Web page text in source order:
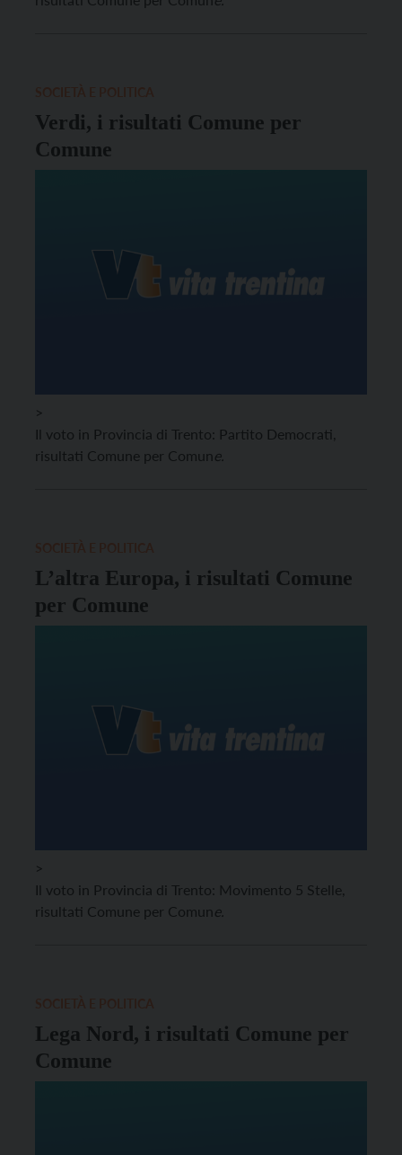
Verdi, i risultati Comune per
Comune
>
Il voto in Provincia di Trento: Partito Democrati,
risultati Comune per Comune.
L’altra Europa, i risultati Comune
per Comune
>
Il voto in Provincia di Trento: Movimento 5 Stelle,
risultati Comune per Comune.
Lega Nord, i risultati Comune per
Comune